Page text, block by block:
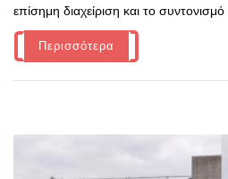
επίσημη διαχείριση και το
Περισσότερα